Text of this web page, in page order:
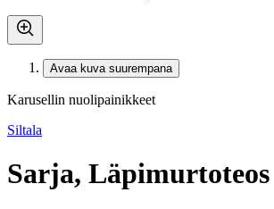
Avaa kuva suurempana
Karusellin nuolipainikkeet
Siltala
Sarja, Läpimurtoteos